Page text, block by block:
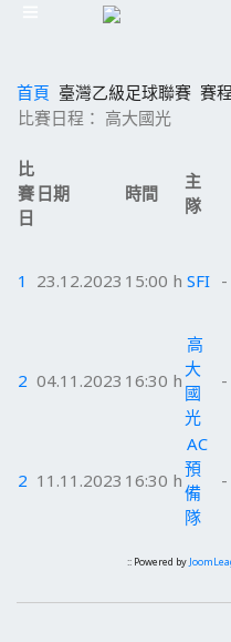
首頁 臺灣乙級足球聯賽 賽
比賽日程： 高大國光
比
賽
日
日期 時間
主
隊
1 23.12.2023 15:00 h SFI -
2 04.11.2023 16:30 h
高
大
國
光
-
2 11.11.2023 16:30 h
AC
預
備
隊
-
:: Powered by